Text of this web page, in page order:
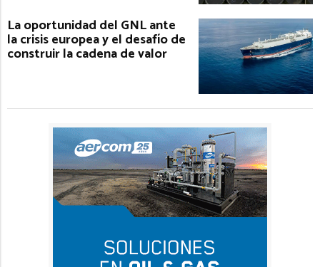
La oportunidad del GNL ante
la crisis europea y el desafío de
construir la cadena de valor